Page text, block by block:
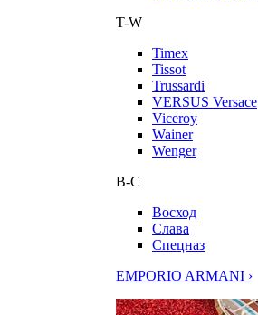
T-W
Timex
Tissot
Trussardi
VERSUS Versace
Viceroy
Wainer
Wenger
В-С
Восход
Слава
Спецназ
EMPORIO ARMANI ›